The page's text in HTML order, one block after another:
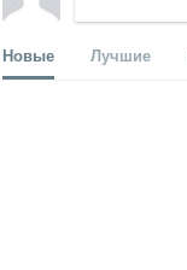
Новые Лучшие